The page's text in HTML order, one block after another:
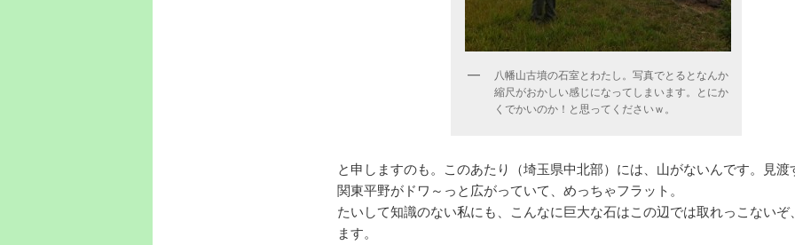
八幡山古墳の石室とわたし。写真でとるとなんか
縮尺がおかしい感じになってしまいます。とにか
くでかいのか！と思ってくださいｗ。
と申しますのも。このあたり（埼玉県中北部）には、山がないんです。見渡
関東平野がドワ～っと広がっていて、めっちゃフラット。
たいして知識のない私にも、こんなに巨大な石はこの辺では取れっこないぞ
ます。